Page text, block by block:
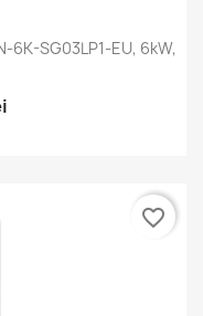
SG03LP1-EU, 6kW,
favorite_border